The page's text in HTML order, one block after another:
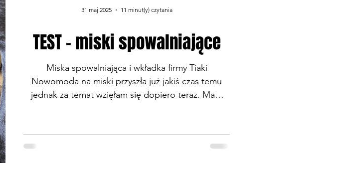
TEST - miski spowalniające
Miska spowalniająca i wkładka firmy Tiaki
Nowomoda na miski przyszła już jakiś czas temu
jednak za temat wzięłam się dopiero teraz. Mam
takiego i wzięłam się za ten nowoczesny wynalazek.
W moim stadzie Khalla jest pochłaniaczem
31 maj 2025 11 minut(y) czytania